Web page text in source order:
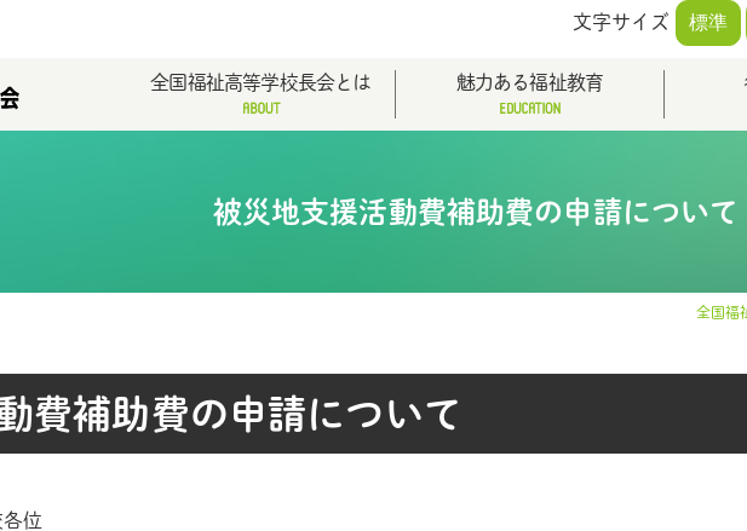
文字サイズ 標準
全国福祉高等学校長会とは 魅力ある福祉教育
被災地支援活動費補助費の申請について
全国福
費補助費の申請について
位